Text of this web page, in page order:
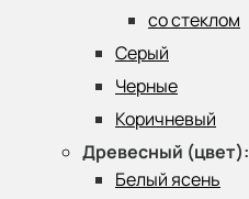
со стеклом
Серый
Черные
Коричневый
Древесный (цвет):
Белый ясень